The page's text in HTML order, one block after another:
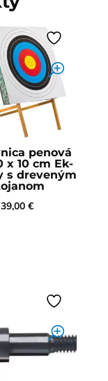
penová
x 10 cm Ek-
s dreveným
39,00 €